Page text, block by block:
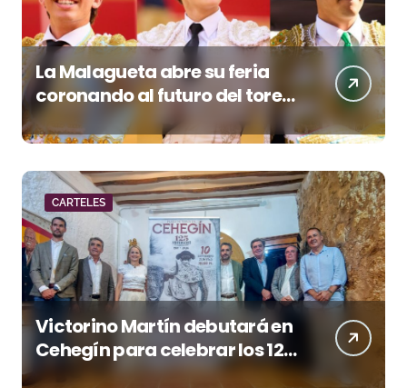
La Malagueta abre su feria
coronando al futuro del toreo
andaluz
CARTELES
Victorino Martín debutará en
Cehegín para celebrar los 125
años de su plaza